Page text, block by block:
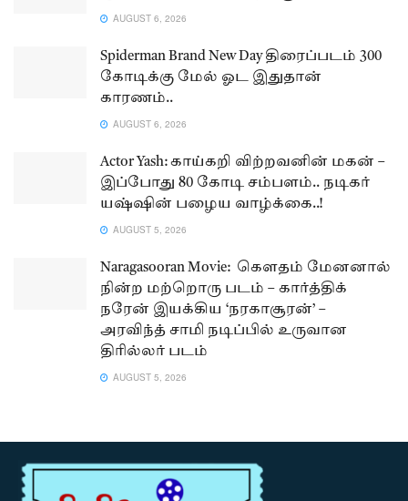
AUGUST 6, 2026
Spiderman Brand New Day திரைப்படம் 300
கோடிக்கு மேல் ஓட இதுதான்
காரணம்..
AUGUST 6, 2026
Actor Yash: காய்கறி விற்றவனின் மகன் –
இப்போது 80 கோடி சம்பளம்.. நடிகர்
யஷ்ஷின் பழைய வாழ்க்கை..!
AUGUST 5, 2026
Naragasooran Movie: கௌதம் மேனனால்
நின்ற மற்றொரு படம் – கார்த்திக்
நரேன் இயக்கிய ‘நரகாசூரன்’ –
அரவிந்த் சாமி நடிப்பில் உருவான
திரில்லர் படம்
AUGUST 5, 2026